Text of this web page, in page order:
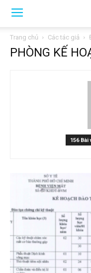
Trang chủ Các tác giả
PHÒNG KẾ
156 Bài